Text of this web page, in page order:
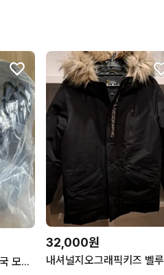
미개봉 뉴에라 wbc 한국 모자 7 3/8 58.7
32,000원